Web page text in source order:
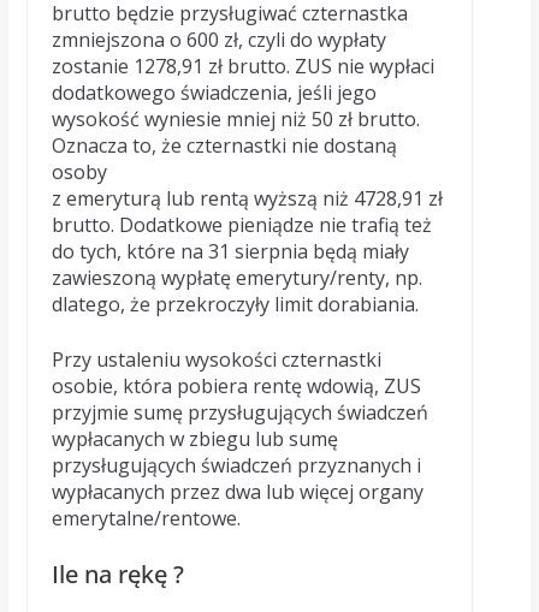
brutto będzie przysługiwać czternastka
zmniejszona o 600 zł, czyli do wypłaty
zostanie 1278,91 zł brutto. ZUS nie wypłaci
dodatkowego świadczenia, jeśli jego
wysokość wyniesie mniej niż 50 zł brutto.
Oznacza to, że czternastki nie dostaną
osoby
z emeryturą lub rentą wyższą niż 4728,91 zł
brutto. Dodatkowe pieniądze nie trafią też
do tych, które na 31 sierpnia będą miały
zawieszoną wypłatę emerytury/renty, np.
dlatego, że przekroczyły limit dorabiania.
Przy ustaleniu wysokości czternastki
osobie, która pobiera rentę wdowią, ZUS
przyjmie sumę przysługujących świadczeń
wypłacanych w zbiegu lub sumę
przysługujących świadczeń przyznanych i
wypłacanych przez dwa lub więcej organy
emerytalne/rentowe.
Ile na rękę ?